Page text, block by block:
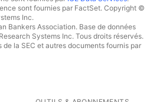
sont fournies par FactSet. Copyright ©
Inc.
Bankers Association. Base de données
Systems Inc. Tous droits réservés.
de la SEC et autres documents fournis par